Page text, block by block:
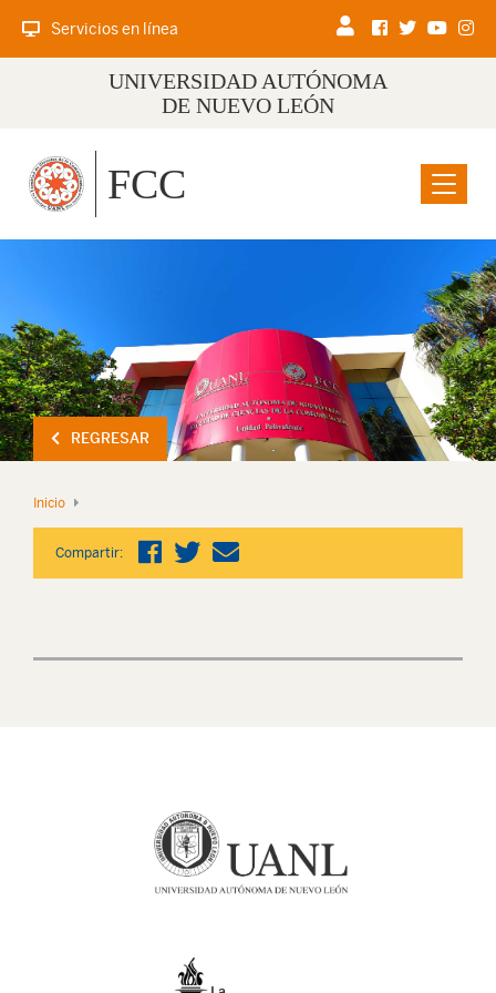
Servicios en línea
UNIVERSIDAD AUTÓNOMA
DE NUEVO LEÓN
Menu
FCC
REGRESAR
Inicio
Compartir: